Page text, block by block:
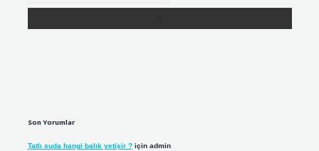
Son Yorumlar
Tatlı suda hangi balık yetişir ?için admin